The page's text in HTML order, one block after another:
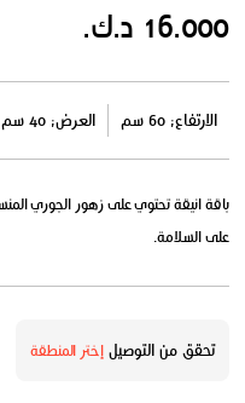
16.000 د.ك.
الارتفاع: 60 سم العرض: 40 سم
باقة انيقة تحتوي على زهور الجوري
على السلامة.
تحقق من التوصيلإختر المنطقة